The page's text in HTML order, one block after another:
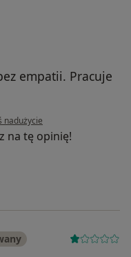
empatii. Pracuje
użytkownika Karolina
nadużycie
na tę opinię!